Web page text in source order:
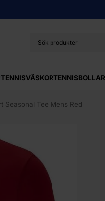
TENNISVÄSKORTENNISBOLLAR
Seasonal Tee Mens Red